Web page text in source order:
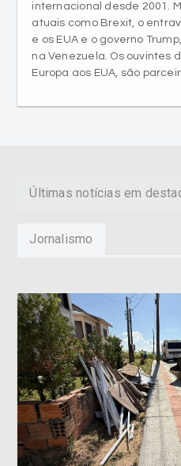
internacional desde 2001.
atuais como Brexit, o
e os EUA e o governo
na Venezuela. Os ouvintes
Europa aos EUA, são
Últimas notícias em
Jornalismo